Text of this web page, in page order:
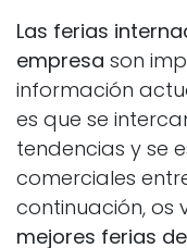
Las ferias
empresa son
información
es que se
tendencias y se
comerciales
continuación, os
mejores ferias